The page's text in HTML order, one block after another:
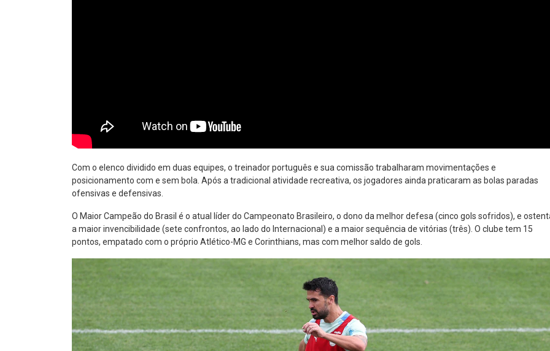
Com o elenco dividido em duas equipes, o treinador português e sua comissão trabalharam movimentações e
posicionamento com e sem bola. Após a tradicional atividade recreativa, os jogadores ainda praticaram as bolas paradas
ofensivas e defensivas.
O Maior Campeão do Brasil é o atual líder do Campeonato Brasileiro, o dono da melhor defesa (cinco gols sofridos), e
a maior invencibilidade (sete confrontos, ao lado do Internacional) e a maior sequência de vitórias (três). O clube tem 15
pontos, empatado com o próprio Atlético-MG e Corinthians, mas com melhor saldo de gols.